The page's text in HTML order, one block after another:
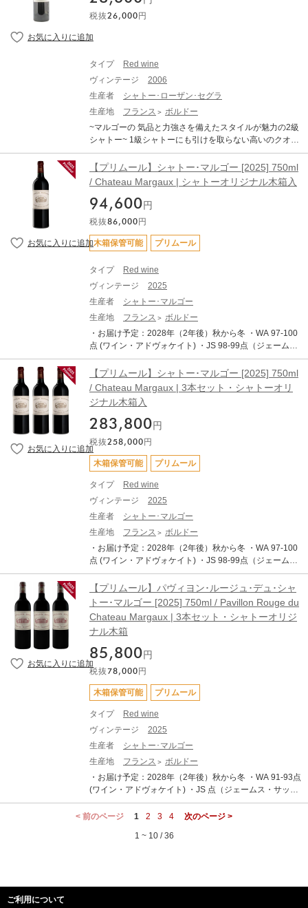
収穫によって維持された活き活きとした酸との対比が素
えたバランスで、申し分のない素晴らしいアロマとボデ
ージとなります。エチケットなど変更となる場合がござ
います。 ※説明の内容はAI翻訳による和訳を掲載してお
はご購入状況に応じてご決済時に加算となります。 ※TE
RRADA WINE STORAGEボトル保管へのお届けも可能で
す。
マルゴーの実力が色濃く反映された最上の仕上がりで、
熟した黒い果実のアロマに、バニラやスパイスが溶け合
う複雑な風味が心地よく、タンニンと果実味がバランス
税抜26,000 円
タイプ
Red wine
ヴィンテージ
2006
生産者
シャトー･ローザン･セグラ
生産地
フランス
ボルドー
~マルゴーの 気品と力強さを備えたスタイルが魅力の2級
シャトー~ 1級シャトーにも引けを取らない高いのクオリ
ティを誇るシャトー・ローザン・セグラ。1994年にシャ
ネルが買収してから設備を整えさらに品質が向上し、世
界中のワイン愛好家を魅了し続けています。 葡萄がしっ
かりと完熟した2006年は、バイオレットのような花の香
りに熟したカシスのジャムやドライフルーツのニュアン
ス、香ばしい樽香と微かに葉巻の風味を感じさせる深み
のある味わいに仕上がっています。
【プリムール】シャトー･マルゴー [2025] 750ml
/ Chateau Margaux | シャトーオリジナル木箱入
94,600 円
税抜86,000 円
木箱保管可能 プリムール
タイプ
Red wine
ヴィンテージ
2025
生産者
シャトー･マルゴー
生産地
フランス
ボルドー
・お届け予定：2028年（2年後）秋から冬 ・WA 97-100
点 (ワイン・アドヴォケイト) ・JS 98-99点（ジェーム
ス・サックリング） ・AG 97-99点 (アントーニオ・ガッ
ローニ) ・TERRADA WINE STORAGEへのお預け入れが
可能です。 ・TERRADA WINE STORAGE 限定サービス
「木箱保管」 対象商品です。 ・日本への輸送は低温管理
された船便（リーファー輸送）を使用します。 ・表示価
格は各種輸入費用や税金を含めた総額です、追加費用は
ございません。 ・写真はイメージです。 シャトー・マル
ゴーは、メドック格付け第1級です。5大シャトーの中
で"最もエレガント"と言われ、「女王」と呼ばれ愛される
偉大なワイン。華やかで優美な香り、力強いタンニンを
ともなったボディとエレガントさが魅力です。 ルイ15世
の愛妾デュ・バリー、アーネスト・ヘミングウェイ、チ
ャップリンを始め、歴史の舞台や小説にも登場するほど
世界から愛されるシャトー・マルゴー。1855年のパリ万
博から名声を博したマルゴーですが、19世紀後半にはべ
と病被害、1930年代の世界大恐慌をはじめ、苦難の歴史
もありました。しかし、1976年にシャトーを買い取った
学の醸造学者エミール・ペイノーを技術顧問に迎え、19
78年ヴィンテージはシャトー・マルゴーの名声を取り戻
しました。アンドレ・メンツェロプロス氏から継承した
コリーヌが1980年からマルゴーを牽引し、2023年には若
きアレクシスがCEOにつきました。醸造責任者はマルゴ
エの下で学び、ナパのイングルヌックから復帰したフィ
リップ・バスコール。気候変動によりワイン造りが刻々
ルゴーの叡智を融合させて、シャトー・マルゴーの新し
ンニンをともなった滑らかなボディが世界のワイン愛好
家を魅了し続けます。熟成により、さらに豊かでバラン
スのとれた深みのある味わいになるマルゴーは、飲み頃
テージは、歴史的に優れた年とされる“5の付く年”（198
5、1995、2005、2015）に連なる、卓越した品質を示す
年となりました。春は穏やかでバランスに優れ、過不足
のない理想的なスタートを切り、萌芽および開花はいず
れも例年より約1週間早く進行。開花は非常に均一かつ迅
られず、極めて健全な生育が維持されました。初夏以降
【プリムール】シャトー･マルゴー [2025] 750ml
/ Chateau Margaux | 3本セット・シャトーオリ
ジナル木箱入
283,800 円
税抜258,000 円
木箱保管可能 プリムール
タイプ
Red wine
ヴィンテージ
2025
生産者
シャトー･マルゴー
生産地
フランス
ボルドー
・お届け予定：2028年（2年後）秋から冬 ・WA 97-100
点 (ワイン・アドヴォケイト) ・JS 98-99点（ジェーム
ス・サックリング） ・AG 97-99点 (アントーニオ・ガッ
ローニ) ・TERRADA WINE STORAGEへのお預け入れが
可能です。 ・TERRADA WINE STORAGE 限定サービス
「木箱保管」 対象商品です。 ・日本への輸送は低温管理
された船便（リーファー輸送）を使用します。 ・表示価
格は各種輸入費用や税金を含めた総額です、追加費用は
ございません。 ・写真はイメージです。 シャトー・マル
ゴーは、メドック格付け第1級です。5大シャトーの中
で"最もエレガント"と言われ、「女王」と呼ばれ愛される
偉大なワイン。華やかで優美な香り、力強いタンニンを
ともなったボディとエレガントさが魅力です。 ルイ15世
の愛妾デュ・バリー、アーネスト・ヘミングウェイ、チ
世界から愛されるシャトー・マルゴー。1855年のパリ万
博から名声を博したマルゴーですが、19世紀後半にはべ
と病被害、1930年代の世界大恐慌をはじめ、苦難の歴史
もありました。しかし、1976年にシャトーを買い取った
メンツェロプーロス家が大改革を行います。ボルドー大
学の醸造学者エミール・ペイノーを技術顧問に迎え、19
しました。アンドレ・メンツェロプロス氏から継承した
コリーヌが1980年からマルゴーを牽引し、2023年には若
【プリムール】パヴィヨン･ルージュ･デュ･シャ
トー･マルゴー [2025] 750ml / Pavillon Rouge du
Chateau Margaux | 3本セット・シャトーオリジ
ナル木箱
85,800 円
税抜78,000 円
木箱保管可能 プリムール
タイプ
Red wine
ヴィンテージ
2025
生産者
シャトー･マルゴー
生産地
フランス
ボルドー
・お届け予定：2028年（2年後）秋から冬 ・WA 91-93点
(ワイン・アドヴォケイト) ・JS 点（ジェームス・サック
リング） ・AG 92-94点 (アントーニオ・ガッローニ) ・T
ERRADA WINE STORAGEへのお預け入れが可能です。
管」 対象商品です。 ・日本への輸送は低温管理された船
は、シャトー・マルゴーが造るセカンドワインです。現
< 前のページ 1 2 3 4
次のページ >
1 ~ 10 / 36
ご利用について